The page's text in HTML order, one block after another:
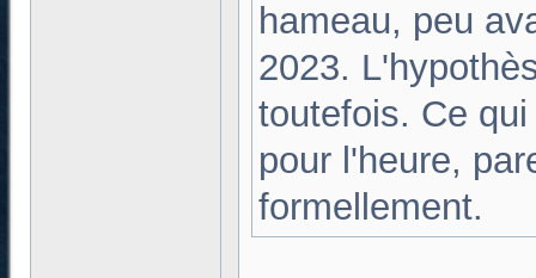
hameau, peu
2023.
toutefois. Ce
pour l'heure,
formellement.